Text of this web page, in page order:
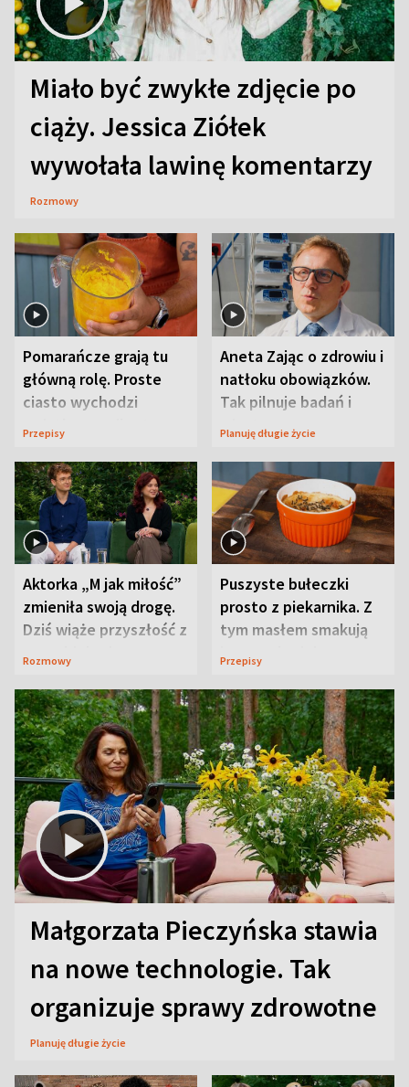
Miało być zwykłe zdjęcie po
ciąży. Jessica Ziółek
wywołała lawinę komentarzy
Rozmowy
Pomarańcze grają tu
główną rolę. Proste
ciasto wychodzi
wyjątkowo wilgotne
Przepisy
Aneta Zając o zdrowiu i
natłoku obowiązków.
Tak pilnuje badań i
wizyt
Planuję długie życie
Aktorka „M jak miłość”
zmieniła swoją drogę.
Dziś wiąże przyszłość z
neurobiologią
Rozmowy
Puszyste bułeczki
prosto z piekarnika. Z
tym masłem smakują
jeszcze lepiej
Przepisy
Małgorzata Pieczyńska stawia
na nowe technologie. Tak
organizuje sprawy zdrowotne
Planuję długie życie